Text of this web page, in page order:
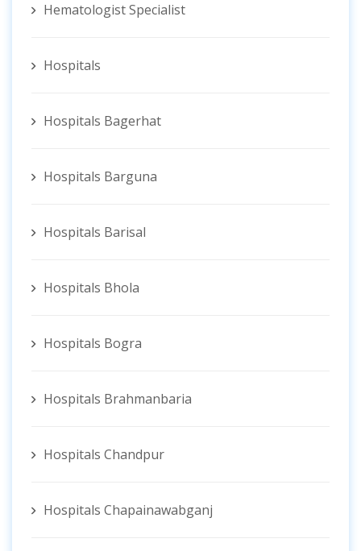
Hematologist ‍Specialist
Hospitals
Hospitals Bagerhat
Hospitals Barguna
Hospitals Barisal
Hospitals Bhola
Hospitals Bogra
Hospitals Brahmanbaria
Hospitals Chandpur
Hospitals Chapainawabganj